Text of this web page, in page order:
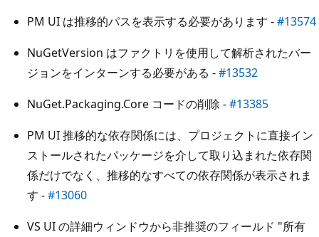
PM UI は推移的パスを表示する必要があります -#13574
NuGetVersion はファクトリを使用して解析されたバー
ジョンをインターンする必要がある -#13532
NuGet.Packaging.Core コードの削除 -#13385
PM UI 推移的な依存関係には、プロジェクトに直接イン
ストールされたパッケージを介して取り込まれた依存関
係だけでなく、推移的なすべての依存関係が表示されま
す -#13060
VS UI の詳細ウィンドウから非推奨のフィールド "所有